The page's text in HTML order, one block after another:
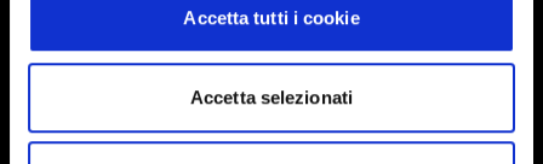
Accetta tutti i cookie
Accetta selezionati
INSERISCI IL TUO NOME